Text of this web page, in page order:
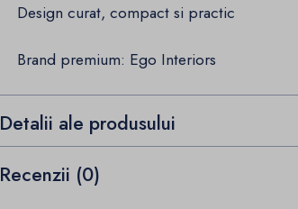
Design curat, compact si practic
Brand premium: Ego Interiors
Detalii ale produsului
Recenzii (0)